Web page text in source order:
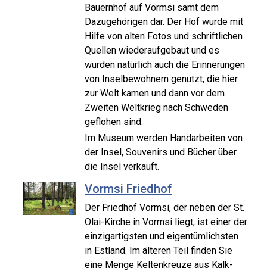
Bauernhof auf Vormsi samt dem
Dazugehörigen dar. Der Hof wurde mit
Hilfe von alten Fotos und schriftlichen
Quellen wiederaufgebaut und es
wurden natürlich auch die Erinnerungen
von Inselbewohnern genutzt, die hier
zur Welt kamen und dann vor dem
Zweiten Weltkrieg nach Schweden
geflohen sind.
Im Museum werden Handarbeiten von
der Insel, Souvenirs und Bücher über
die Insel verkauft.
Vormsi Friedhof
Der Friedhof Vormsi, der neben der St.
Olai-Kirche in Vormsi liegt, ist einer der
einzigartigsten und eigentümlichsten
in Estland. Im älteren Teil finden Sie
eine Menge Keltenkreuze aus Kalk-